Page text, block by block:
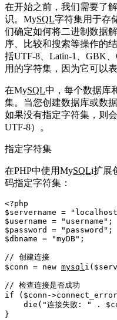
在开始之前，我们需要了
识。MySQL字符集用于存
们确定如何将二进制数据
序、比较和搜索等操作的
括UTF-8、Latin-1、GBK
用的字符集，因为它可以
在MySQL中，每个数据库
集。当您创建数据库或数
如果没有指定字符集，则
UTF-8）。
指定字符集
在PHP中使用MySQLi扩展
码指定字符集：
<?php
$servername =
$username = "username"
$password
= "password"
$dbname = "myDB" ;
// 创建连接
$conn = new mysqli (
// 检查连接是否成功
if ( $conn -
die ( "连接失败: " .
}